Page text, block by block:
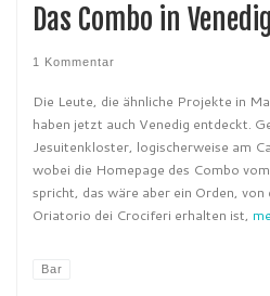
Das Combo in Venedig
1 Kommentar
Die Leute, die ähnliche Projekte in
haben jetzt auch Venedig entdeckt.
Jesuitenkloster, logischerweise am
wobei die Homepage des Combo
spricht, das wäre aber ein Orden, von
Oriatorio dei Crociferi erhalten ist,
Bar